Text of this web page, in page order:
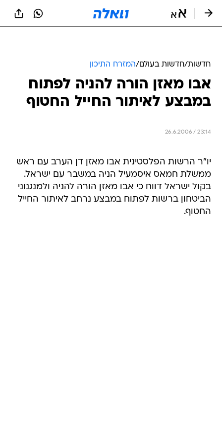
חדשות/חדשות בעולם/המזרח התיכון
אבו מאזן הורה להניה לפתוח
במבצע לאיתור החייל החטוף
26.6.2006 / 23:14
יו"ר הרשות הפלסטינית אבו מאזן דן הערב עם ראש
ממשלת חמאס איסמעיל הניה במשבר עם ישראל.
בקול ישראל דווח כי אבו מאזן הורה להניה ולמנגנוני
הביטחון ברשות לפתוח במבצע נרחב לאיתור החייל
החטוף.